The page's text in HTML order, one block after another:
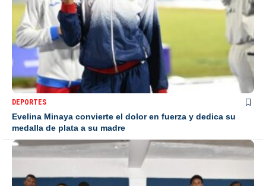
DEPORTES
Evelina Minaya convierte el dolor en fuerza y dedica su
medalla de plata a su madre